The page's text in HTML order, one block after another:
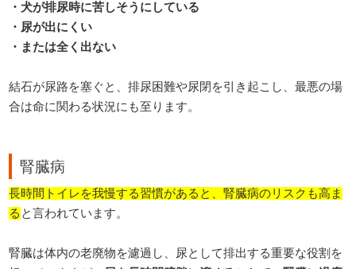
・犬が排尿時に苦しそうにしている
・尿が出にくい
・または全く出ない
結石が尿路を塞ぐと、排尿困難や尿閉を引き起こし、最悪の場
合は命に関わる状況にも至ります。
腎臓病
長時間トイレを我慢する習慣があると、腎臓病のリスクも高ま
る と言われています。
腎臓は体内の老廃物を濾過し、尿として排出する重要な役割を